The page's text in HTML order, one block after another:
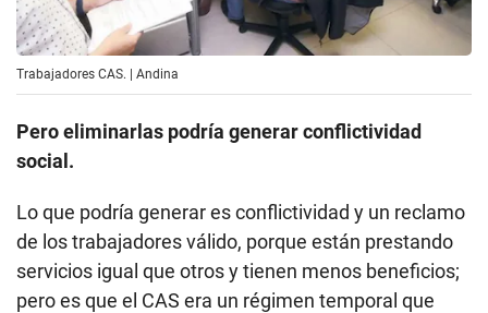
Trabajadores CAS. | Andina
Pero eliminarlas podría generar conflictividad
social.
Lo que podría generar es conflictividad y un reclamo
de los trabajadores válido, porque están prestando
servicios igual que otros y tienen menos beneficios;
pero es que el CAS era un régimen temporal que